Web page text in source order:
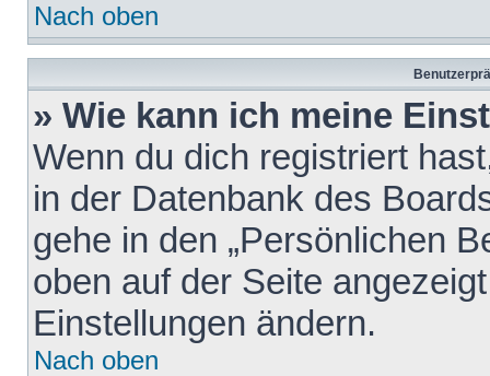
Nach oben
» Wie kann ich meine
Wenn du dich registriert
in der Datenbank des
gehe in den „Persönlichen
oben auf der Seite
Einstellungen ändern.
Nach oben